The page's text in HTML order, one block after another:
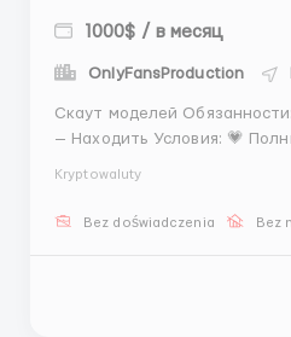
1000$ / в месяц
OnlyFansProduction
Скаут моделей Обязанности: — Писать — Общаться
— Находить Условия: 💗 Полный рабочий день 💗
монетизировать? 😄 📩
Kryptowaluty
Bez doświadczenia Bez